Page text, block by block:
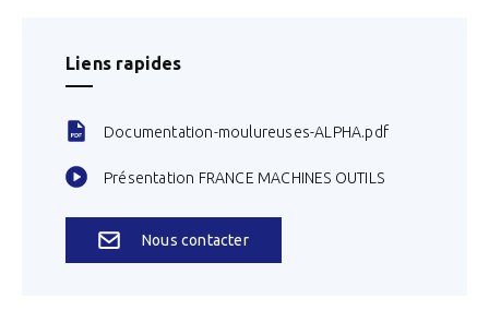
Liens rapides
Documentation-moulureuses-ALPHA.pdf
Présentation FRANCE MACHINES OUTILS
Nous contacter